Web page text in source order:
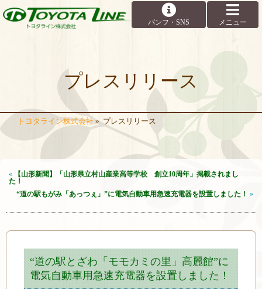
プレスリリース
トヨタライン株式会社 » プレスリリース
«
【山形新聞】「山形県立村山産業高等学校 創立10周年」掲載されまし
た！
“道の駅もがみ「あっつぇ」”に電気自動車用急速充電器を設置しました！ »
“道の駅とざわ「モモカミの里」高麗館”に
電気自動車用急速充電器を設置しました！